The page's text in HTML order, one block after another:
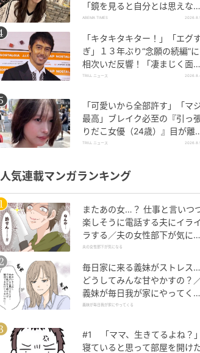
「鏡を見ると自分とは思えなか
った」壮絶な闘病生活明かす
ABEMA TIMES
「キタキタキター！」「エグ
ぎ」１３年ぶり“念願の続編”に
相次いだ反響！「凄まじく面白
い」“賞 総なめ”『伝説級ドラ
TRILL ニュース
「可愛いから全部許す」「マ
最高」ブレイク必至の『引っ
りだこ女優（24歳）』目が離
ない“圧巻ショット”に「か、か
TRILL ニュース
人気連載マンガランキング
またあの女…？ 仕事と言いつ
楽しそうに電話する夫にイライ
ラする／夫の女性部下が気にな
る（1）【夫婦の危機 まんが】
夫の女性部下が気になる
毎日家に来る義妹がストレス…
どうしてみんな甘やかすの？
義妹が毎日我が家にやってくる
（1）【義父母がシンドイんで
義妹が毎日我が家にやってくる
#1 「ママ、生きてるよね？」
寝ていると思って部屋を開け